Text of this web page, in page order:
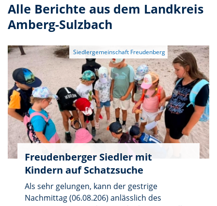
Alle Berichte aus dem Landkreis
Amberg-Sulzbach
Siedlergemeinschaft Freudenberg
Freudenberger Siedler mit
Kindern auf Schatzsuche
Als sehr gelungen, kann der gestrige
Nachmittag (06.08.206) anlässlich des